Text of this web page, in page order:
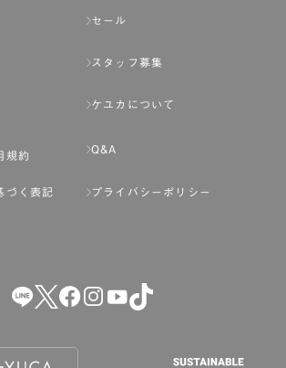
セール
スタッフ募集
ケユカについて
規約
Q&A
づく表記 プライバシーポリシー